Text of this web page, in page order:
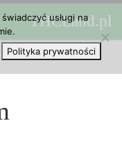
THCLand.pl
usługi na
Polityka prywatności